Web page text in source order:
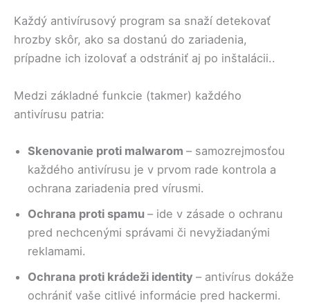
Každý antivírusový program sa snaží detekovať
hrozby skôr, ako sa dostanú do zariadenia,
prípadne ich izolovať a odstrániť aj po inštalácii..
Medzi základné funkcie (takmer) každého
antivírusu patria:
Skenovanie proti malwarom – samozrejmosťou
každého antivírusu je v prvom rade kontrola a
ochrana zariadenia pred vírusmi.
Ochrana proti spamu – ide v zásade o ochranu
pred nechcenými správami či nevyžiadanými
reklamami.
Ochrana proti krádeži identity – antivírus dokáže
ochrániť vaše citlivé informácie pred hackermi.